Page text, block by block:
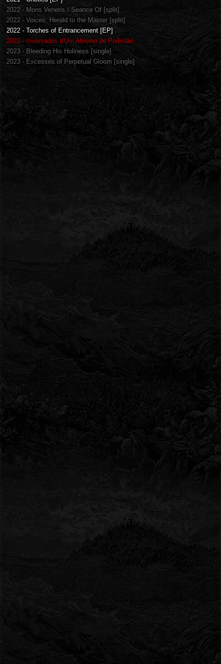
2022 - Mons Veneris / Seance Of [split]
2022 - Voices: Herald to the Master [split]
2022 - Torches of Entrancement [EP]
2022 - Inversados d'Um Abismo de Podridão
2023 - Bleeding His Holiness [single]
2023 - Excesses of Perpetual Gloom [single]